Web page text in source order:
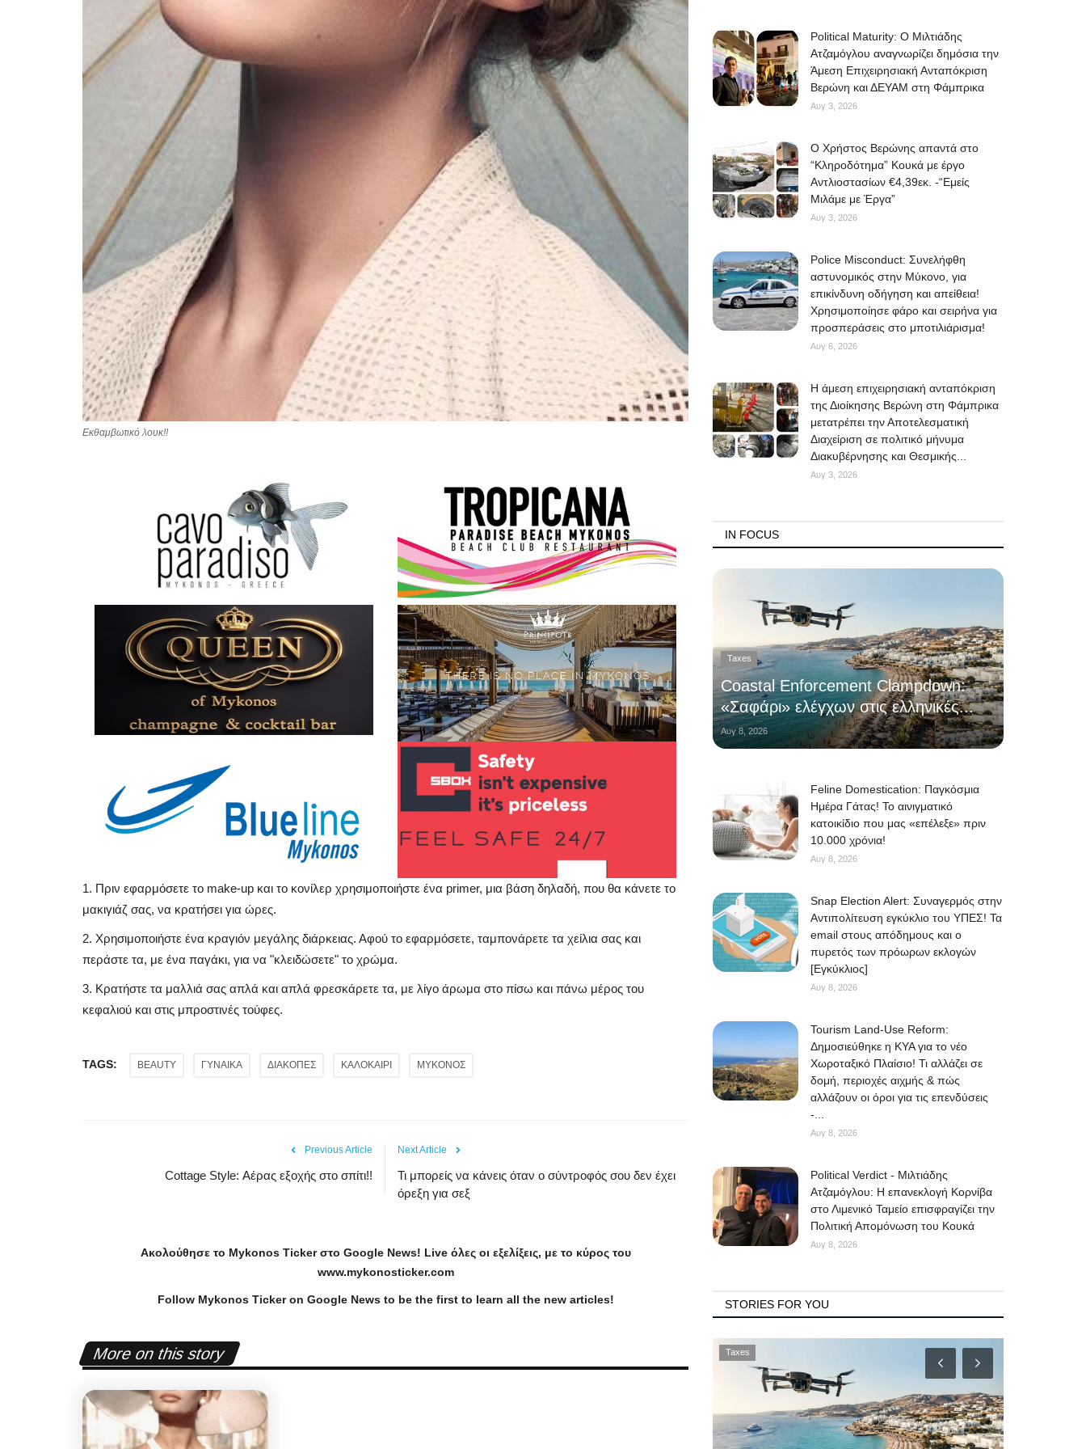
Εκθαμβωτικό λουκ!!
1. Πριν εφαρμόσετε το make-up και το κονίλερ χρησιμοποιήστε ένα primer, μια βάση δηλαδή, που θα κάνετε το
μακιγιάζ σας, να κρατήσει για ώρες.
2. Χρησιμοποιήστε ένα κραγιόν μεγάλης διάρκειας. Αφού το εφαρμόσετε, ταμπονάρετε τα χείλια σας και
περάστε τα, με ένα παγάκι, για να "κλειδώσετε" το χρώμα.
3. Κρατήστε τα μαλλιά σας απλά και απλά φρεσκάρετε τα, με λίγο άρωμα στο πίσω και πάνω μέρος του
κεφαλιού και στις μπροστινές τούφες.
TAGS: BEAUTY ΓΥΝΑΙΚΑ ΔΙΑΚΟΠΕΣ ΚΑΛΟΚΑΙΡΙ ΜΥΚΟΝΟΣ
Previous Article
Cottage Style: Αέρας εξοχής στο σπίτι!!
Next Article
Τι μπορείς να κάνεις όταν ο σύντροφός σου δεν έχει
όρεξη για σεξ
Ακολούθησε το Mykonos Tickerστο Google News! Liveόλες οι εξελίξεις, με το κύρος του
www.mykonosticker.com
Follow Mykonos Ticker on Google Newsto be the first to learn all the new articles!
More on this story
Political Maturity: Ο Μιλτιάδης
Ατζαμόγλου αναγνωρίζει δημόσια την
Άμεση Επιχειρησιακή Ανταπόκριση
Βερώνη και ΔΕΥΑΜ στη Φάμπρικα
Αυγ 3, 2026
O Χρήστος Βερώνης απαντά στο
“Κληροδότημα” Κουκά με έργο
Αντλιοστασίων €4,39εκ. -“Εμείς
Μιλάμε με Έργα”
Αυγ 3, 2026
Police Misconduct: Συνελήφθη
αστυνομικός στην Μύκονο, για
επικίνδυνη οδήγηση και απείθεια!
Χρησιμοποίησε φάρο και σειρήνα για
προσπεράσεις στο μποτιλιάρισμα!
Αυγ 6, 2026
Η άμεση επιχειρησιακή ανταπόκριση
της Διοίκησης Βερώνη στη Φάμπρικα
μετατρέπει την Αποτελεσματική
Διαχείριση σε πολιτικό μήνυμα
Διακυβέρνησης και Θεσμικής...
Αυγ 3, 2026
IN FOCUS
Taxes
Coastal Enforcement Clampdown:
«Σαφάρι» ελέγχων στις ελληνικές...
Αυγ 8, 2026
Feline Domestication: Παγκόσμια
Ημέρα Γάτας! Το αινιγματικό
κατοικίδιο που μας «επέλεξε» πριν
10.000 χρόνια!
Αυγ 8, 2026
Snap Election Alert: Συναγερμός στην
Αντιπολίτευση εγκύκλιο του ΥΠΕΣ! Τα
email στους απόδημους και ο
πυρετός των πρόωρων εκλογών
[Εγκύκλιος]
Αυγ 8, 2026
Tourism Land-Use Reform:
Δημοσιεύθηκε η ΚΥΑ για το νέο
Χωροταξικό Πλαίσιο! Τι αλλάζει σε
δομή, περιοχές αιχμής & πώς
αλλάζουν οι όροι για τις επενδύσεις
-...
Αυγ 8, 2026
Political Verdict - Μιλτιάδης
Ατζαμόγλου: Η επανεκλογή Κορνίβα
στο Λιμενικό Ταμείο επισφραγίζει την
Πολιτική Απομόνωση του Κουκά
Αυγ 8, 2026
STORIES FOR YOU
Government Fetes